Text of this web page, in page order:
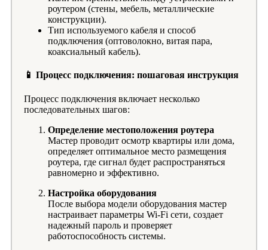
роутером (стены, мебель, металлические
конструкции).
Тип используемого кабеля и способ
подключения (оптоволокно, витая пара,
коаксиальный кабель).
📱 Процесс подключения: пошаговая инструкция
Процесс подключения включает несколько
последовательных шагов:
Определение местоположения роутера
Мастер проводит осмотр квартиры или дома,
определяет оптимальное место размещения
роутера, где сигнал будет распространяться
равномерно и эффективно.
Настройка оборудования
После выбора модели оборудования мастер
настраивает параметры Wi-Fi сети, создает
надежный пароль и проверяет
работоспособность системы.